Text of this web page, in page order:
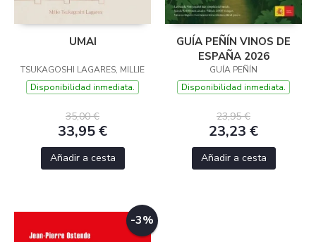
UMAI
TSUKAGOSHI LAGARES, MILLIE
Disponibilidad inmediata.
35,00 €
33,95 €
Añadir a cesta
GUÍA PEÑÍN VINOS DE
ESPAÑA 2026
GUÍA PEÑÍN
Disponibilidad inmediata.
23,95 €
23,23 €
Añadir a cesta
-3%